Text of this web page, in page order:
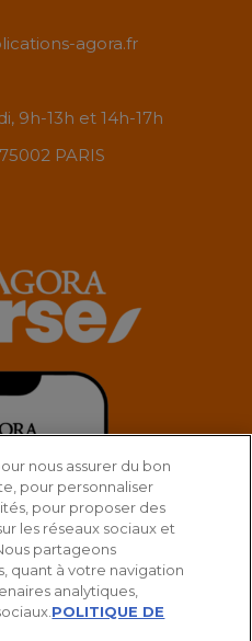
agora.fr
9h-13h et 14h-17h
PARIS
nous assurer du bon
pour personnaliser
pour proposer des
les réseaux sociaux et
partageons
quant à votre navigation
analytiques,
POLITIQUE DE